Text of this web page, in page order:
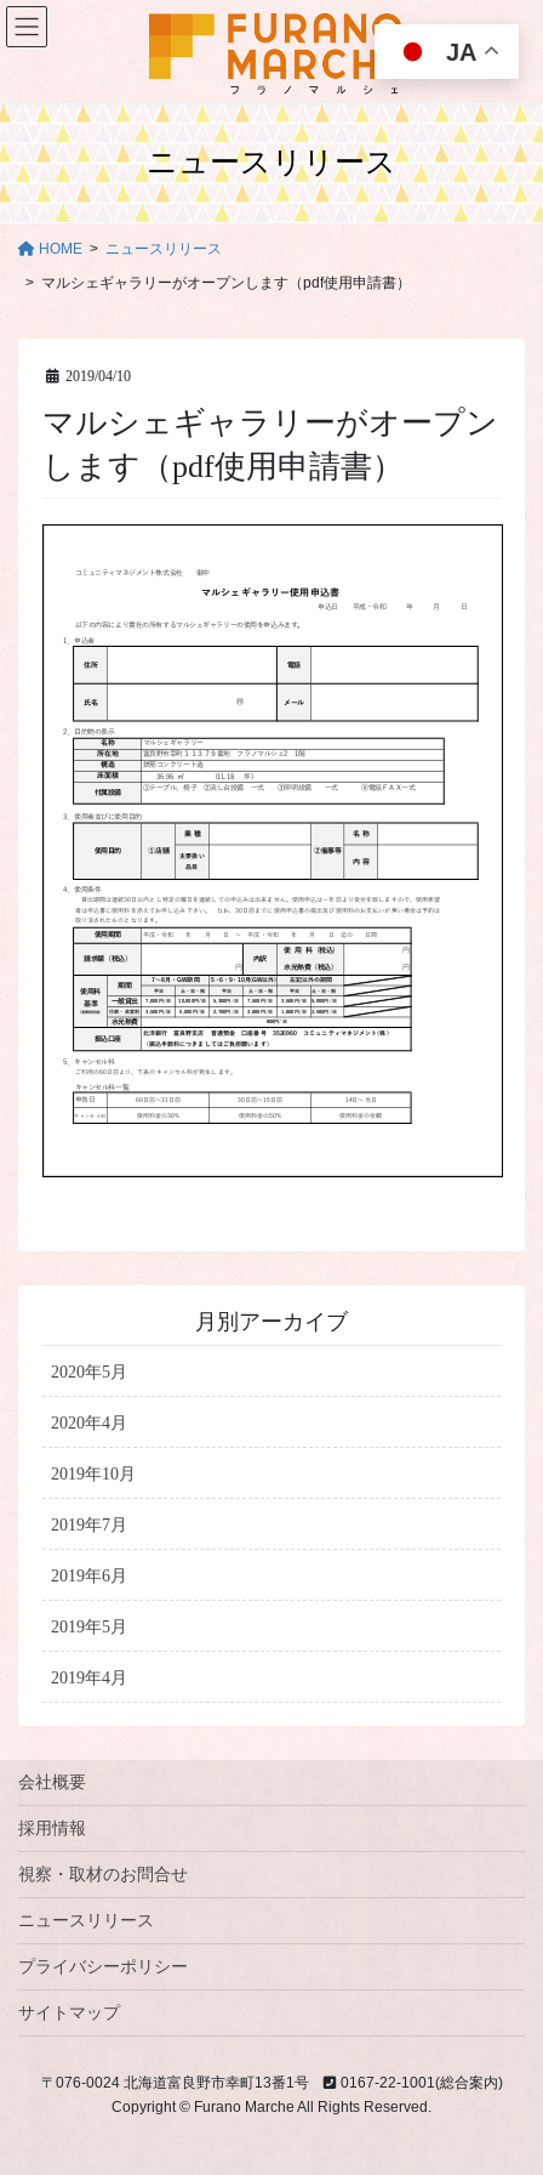
コ
ン
ツ
移
動
ナ
ビ
シ
ン
に
ニュースリリース
HOME
ニュースリリース
マルシェギャラリーがオープンします（pdf使用申請書）
2019/04/10
マルシェギャラリーがオープン
します（pdf使用申請書）
月別アーカイブ
2020年5月
2020年4月
2019年10月
2019年7月
2019年6月
2019年5月
2019年4月
会社概要
採用情報
視察・取材のお問合せ
ニュースリリース
プライバシーポリシー
サイトマップ
〒076-0024 北海道富良野市幸町13番1号
0167-22-1001(総合案内)
Copyright © Furano Marche All Rights Reserved.
JA